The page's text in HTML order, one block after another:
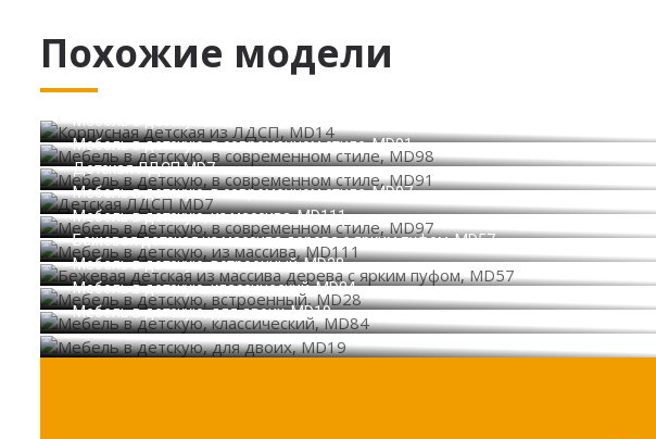
Похожие модели
Корпусная детская из ЛДСП, MD14
Мебель в детскую, в современном стиле, MD98
Мебель в детскую, в современном стиле, MD91
Детская ЛДСП MD7
Мебель в детскую, в современном стиле, MD97
Мебель в детскую, из массива, MD111
Бежевая детская из массива дерева с ярким пуфом, MD57
Мебель в детскую, встроенный, MD28
Мебель в детскую, классический, MD84
Мебель в детскую, для двоих, MD19